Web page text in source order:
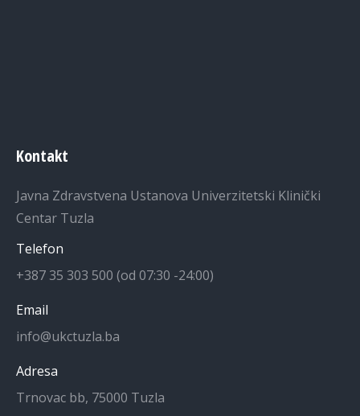
Kontakt
Javna Zdravstvena Ustanova Univerzitetski Klinički
Centar Tuzla
Telefon
+387 35 303 500 (od 07:30 -24:00)
Email
info@ukctuzla.ba
Adresa
Trnovac bb, 75000 Tuzla